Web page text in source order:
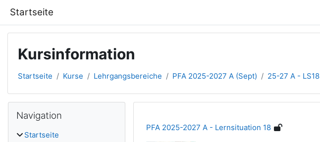
Startseite
Kursinformation
Startseite Kurse Lehrgangsbereiche PFA 2025-2027 A (Sept) 25-27 A - LS18
PFA 2025-2027 A - Lernsituation 18
Blöcke
Navigation
Startseite